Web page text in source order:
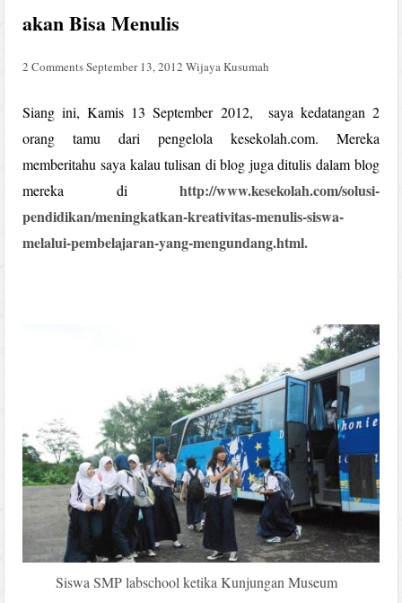
akan Bisa Menulis
2 CommentsSeptember 13, 2012 Wijaya Kusumah
Siang ini, Kamis 13 September 2012, saya kedatangan 2
orang tamu dari pengelola kesekolah.com. Mereka
memberitahu saya kalau tulisan di blog juga ditulis dalam blog
mereka di http://www.kesekolah.com/solusi-
pendidikan/meningkatkan-kreativitas-menulis-siswa-
melalui-pembelajaran-yang-mengundang.html.
Siswa SMP labschool ketika Kunjungan Museum